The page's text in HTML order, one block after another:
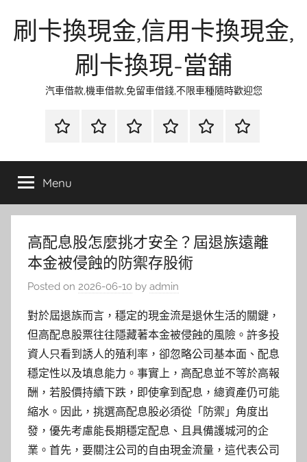
刷卡換現金,信用卡換現金,
刷卡換現-當舖
汽車借款,機車借款,免留車借錢,不限車種隨時歡迎您
首
當
金
網
資
流
時
環
清
聯
徵
Menu
高配息股怎麼挑才安全？屆退族遠離
本金被侵蝕的防禦存股術
Posted on 2026-06-10 by admin
對於屆退族而言，穩定的現金流是退休生活的關鍵，
但高配息股票往往隱藏著本金被侵蝕的風險。許多投
資人只看到誘人的殖利率，卻忽略公司基本面、配息
穩定性以及填息能力。事實上，高配息並不等於高報
酬，若股價持續下跌，即使拿到配息，總資產仍可能
縮水。因此，挑選高配息股必須從「防禦」角度出
發，優先考慮能長期穩定配息、且具備護城河的企
業。首先，要關注公司的自由現金流量，這代表公司